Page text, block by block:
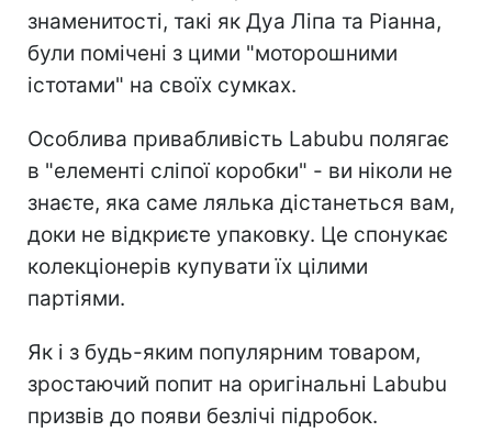
знаменитості, такі як Дуа Ліпа та Ріанна,
були помічені з цими "моторошними
істотами" на своїх сумках.
Особлива привабливість Labubu полягає
в "елементі сліпої коробки" - ви ніколи не
знаєте, яка саме лялька дістанеться вам,
доки не відкриєте упаковку. Це спонукає
колекціонерів купувати їх цілими
партіями.
Як і з будь-яким популярним товаром,
зростаючий попит на оригінальні Labubu
призвів до появи безлічі підробок.